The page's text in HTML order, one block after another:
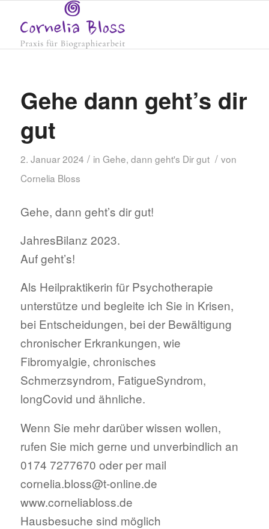
Gehe dann geht’s dir
gut
2. Januar 2024 / in Gehe, dann geht's Dir gut / von
Cornelia Bloss
Gehe, dann geht’s dir gut!
JahresBilanz 2023.
Auf geht’s!
Als Heilpraktikerin für Psychotherapie
unterstütze und begleite ich Sie in Krisen,
bei Entscheidungen, bei der Bewältigung
chronischer Erkrankungen, wie
Fibromyalgie, chronisches
Schmerzsyndrom, FatigueSyndrom,
longCovid und ähnliche.
Wenn Sie mehr darüber wissen wollen,
rufen Sie mich gerne und unverbindlich an
0174 7277670 oder per mail
cornelia.bloss@t-online.de
www.corneliabloss.de
Hausbesuche sind möglich